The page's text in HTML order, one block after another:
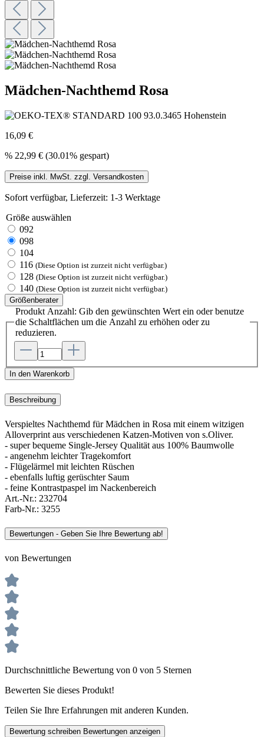
Mädchen-Nachthemd Rosa
16,09 €
% 22,99 € (30.01% gespart)
Preise inkl. MwSt. zzgl. Versandkosten
Sofort verfügbar, Lieferzeit: 1-3 Werktage
Größe auswählen
092
098
104
116 (Diese Option ist zurzeit nicht verfügbar.)
128 (Diese Option ist zurzeit nicht verfügbar.)
140 (Diese Option ist zurzeit nicht verfügbar.)
Größenberater
Produkt Anzahl: Gib den gewünschten Wert ein oder benutze
die Schaltflächen um die Anzahl zu erhöhen oder zu
reduzieren.
In den Warenkorb
Beschreibung
Verspieltes Nachthemd für Mädchen in Rosa mit einem witzigen
Alloverprint aus verschiedenen Katzen-Motiven von s.Oliver.
- super bequeme Single-Jersey Qualität aus 100% Baumwolle
- angenehm leichter Tragekomfort
- Flügelärmel mit leichten Rüschen
- ebenfalls luftig gerüschter Saum
- feine Kontrastpaspel im Nackenbereich
Art.-Nr.: 232704
Farb-Nr.: 3255
Bewertungen - Geben Sie Ihre Bewertung ab!
von Bewertungen
Durchschnittliche Bewertung von 0 von 5 Sternen
Bewerten Sie dieses Produkt!
Teilen Sie Ihre Erfahrungen mit anderen Kunden.
Bewertung schreiben Bewertungen anzeigen